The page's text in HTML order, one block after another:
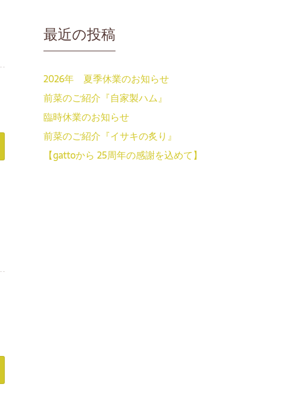
最近の投稿
2026年 夏季休業のお知らせ
前菜のご紹介『自家製ハム』
臨時休業のお知らせ
前菜のご紹介『イサキの炙り』
【gattoから 25周年の感謝を込めて】